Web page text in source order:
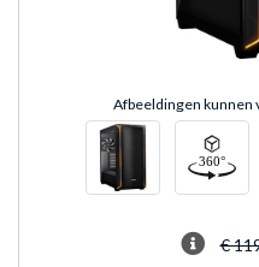
Afbeeldingen kunnen
€